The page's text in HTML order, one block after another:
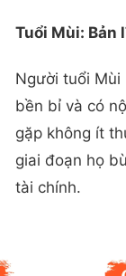
Tuổi Mùi: Bản
Người tuổi Mùi
bền bỉ và có
gặp không ít
giai đoạn họ
tài chính.